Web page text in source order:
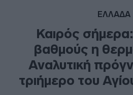
ΕΛΛΑΔΑ
Καιρός
βαθμούς η
Αναλυτική
τριήμερο του